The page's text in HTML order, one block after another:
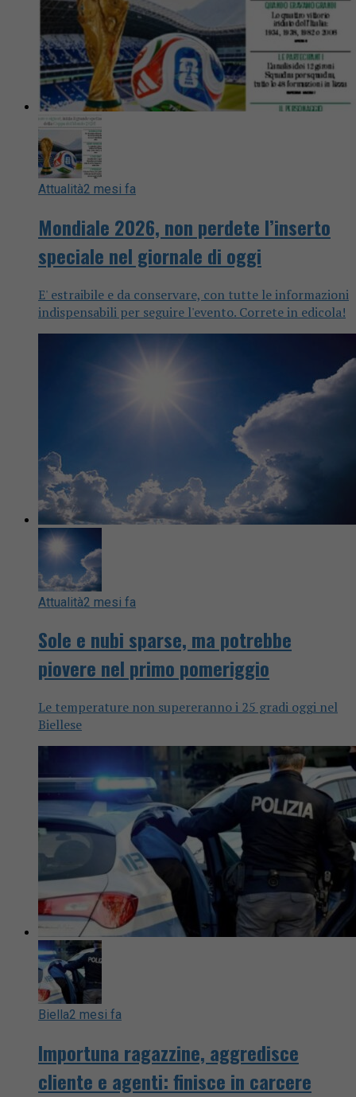
Attualità2 mesi fa
Mondiale 2026, non perdete l’inserto
speciale nel giornale di oggi
E' estraibile e da conservare, con tutte le informazioni
indispensabili per seguire l'evento. Correte in edicola!
Attualità2 mesi fa
Sole e nubi sparse, ma potrebbe
piovere nel primo pomeriggio
Le temperature non supereranno i 25 gradi oggi nel
Biellese
Biella2 mesi fa
Importuna ragazzine, aggredisce
cliente e agenti: finisce in carcere